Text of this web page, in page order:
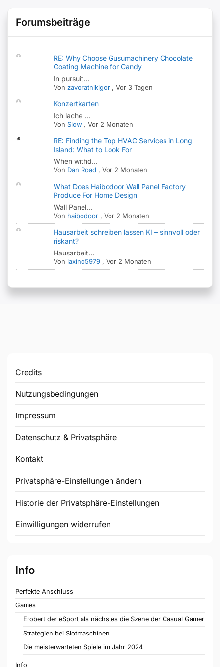
Forumsbeiträge
RE: Why Choose Gusumachinery Chocolate
Coating Machine for Candy
In pursuit...
Von zavoratnikigor ,Vor 3 Tagen
Konzertkarten
Ich lache ...
Von Slow ,Vor 2 Monaten
RE: Finding the Top HVAC Services in Long
Island: What to Look For
When withd...
Von Dan Road ,Vor 2 Monaten
What Does Haibodoor Wall Panel Factory
Produce For Home Design
Wall Panel...
Von haibodoor ,Vor 2 Monaten
Hausarbeit schreiben lassen KI – sinnvoll oder
riskant?
Hausarbeit...
Von laxino5979 ,Vor 2 Monaten
Credits
Nutzungsbedingungen
Impressum
Datenschutz & Privatsphäre
Kontakt
Privatsphäre-Einstellungen ändern
Historie der Privatsphäre-Einstellungen
Einwilligungen widerrufen
Info
Perfekte Anschluss
Games
Erobert der eSport als nächstes die Szene der Casual Gamer
Strategien bei Slotmaschinen
Die meisterwarteten Spiele im Jahr 2024
Info